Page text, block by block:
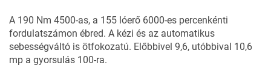
A 190 Nm 4500-as, a 155 lóerő 6000-es percenkénti
fordulatszámon ébred. A kézi és az automatikus
sebességváltó is ötfokozatú. Előbbivel 9,6, utóbbival 10,6
mp a gyorsulás 100-ra.